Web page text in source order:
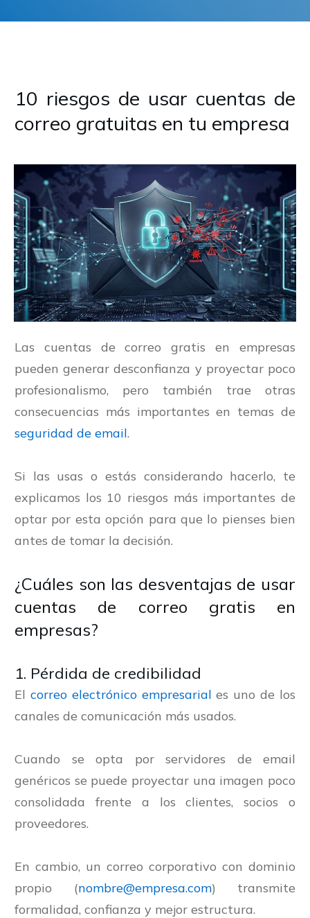
10 riesgos de usar cuentas de
correo gratuitas en tu empresa
Las cuentas de correo gratis en empresas
pueden generar desconfianza y proyectar poco
profesionalismo, pero también trae otras
consecuencias más importantes en temas de
seguridad de email.
Si las usas o estás considerando hacerlo, te
explicamos los 10 riesgos más importantes de
optar por esta opción para que lo pienses bien
antes de tomar la decisión.
¿Cuáles son las desventajas de usar
cuentas de correo gratis en
empresas?
1. Pérdida de credibilidad
El correo electrónico empresarial es uno de los
canales de comunicación más usados.
Cuando se opta por servidores de email
genéricos se puede proyectar una imagen poco
consolidada frente a los clientes, socios o
proveedores.
En cambio, un correo corporativo con dominio
propio (nombre@empresa.com) transmite
formalidad, confianza y mejor estructura.